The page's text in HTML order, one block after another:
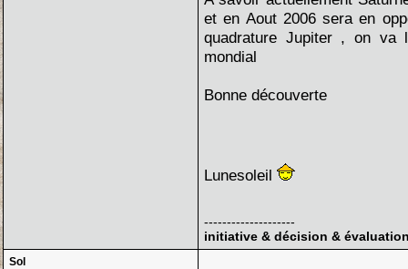
et en Aout 2006 sera en
quadrature Jupiter , on va
mondial
Bonne découverte
Lunesoleil
--------------------
initiative & décision &
Sol